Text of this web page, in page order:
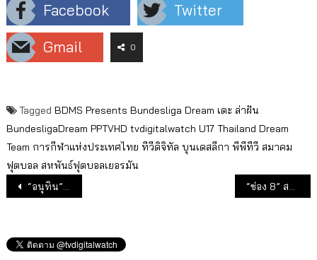
Facebook
Twitter
Gmail
0
Tagged BDMS Presents Bundesliga Dream เตะ ล่าฝัน
BundesligaDream PPTVHD tvdigitalwatch U17 Thailand Dream
Team การกีฬาแห่งประเทศไทย ทีวีดิจิทัล บุนเดสลีกา พีพีทีวี สมาคม
ฟุตบอล สหพันธ์ฟุตบอลเยอรมัน
แนะแนวเรื่อง
“อนุทิน”เชื่อเลข 7 เหมาะกับชะตาชีวิต โนสน “ชูวิทย์” บอกเลขเจ๊ง! “ช่อง 8” สตาร์ทความมันส์ดับร้อน ฉีกกฎปรับเวลามวย “LWC Super Champ”